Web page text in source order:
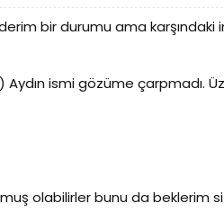
bir durumu ama karşındaki
ismi gözüme çarpmadı.
olabilirler bunu da beklerim